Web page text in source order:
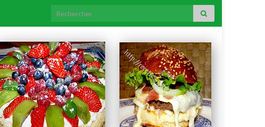
Search for: